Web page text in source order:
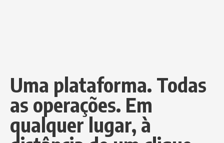
Uma plataforma. Todas
as operações. Em
qualquer lugar, à